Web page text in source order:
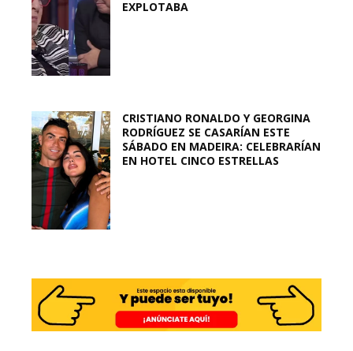
EXPLOTABA
CRISTIANO RONALDO Y GEORGINA
RODRÍGUEZ SE CASARÍAN ESTE
SÁBADO EN MADEIRA: CELEBRARÍAN
EN HOTEL CINCO ESTRELLAS